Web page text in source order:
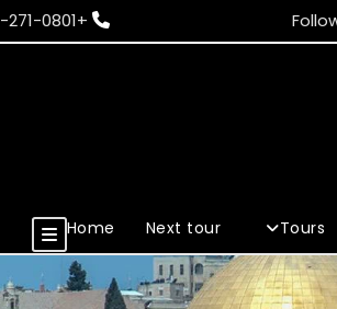
+972-50-271-0801
Home Next tour Tours